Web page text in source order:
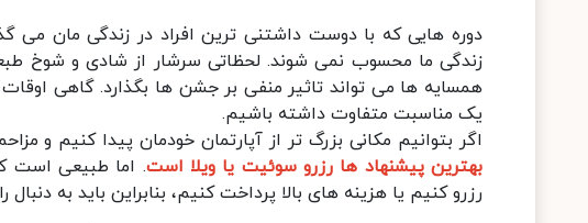
دوره هایی که با دوست داشتنی ترین افراد در زندگی مان می
زندگی ما محسوب نمی شوند. لحظاتی سرشار از شادی و شوخ
همسایه ها می تواند تاثیر منفی بر جشن ها بگذارد. گاهی
یک مناسبت متفاوت داشته باشیم.
اگر بتوانیم مکانی بزرگ تر از آپارتمان خودمان پیدا کنیم و
بهترین پیشنهاد ها رزرو سوئیت یا ویلا است. اما طبیعی است
رزرو کنیم یا هزینه های بالا پرداخت کنیم، بنابراین باید به